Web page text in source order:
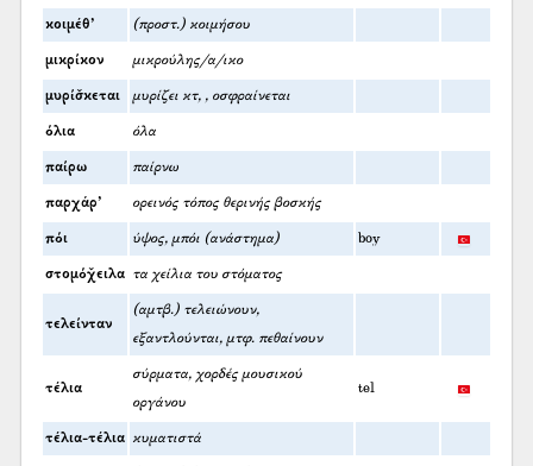
κοιμέθ’ (προστ.) κοιμήσου
μικρίκον μικρούλης/α/ικο
μυρίσ̌κεται μυρίζει κτ, , οσφραίνεται
όλια όλα
παίρω παίρνω
παρχάρ’ ορεινός τόπος θερινής βοσκής
πόι ύψος, μπόι (ανάστημα) boy
στομόχ̌ειλα τα χείλια του στόματος
τελείνταν
(αμτβ.) τελειώνουν,
εξαντλούνται, μτφ. πεθαίνουν
τέλια
σύρματα, χορδές μουσικού
οργάνου
tel
τέλια-τέλια κυματιστά